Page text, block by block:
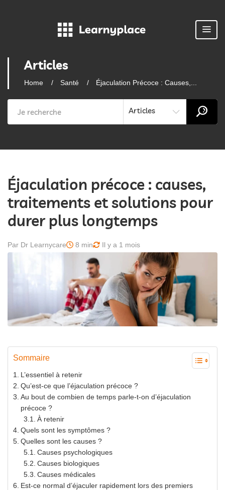
Articles
Home Santé Éjaculation Précoce : Causes,...
Articles
Éjaculation précoce : causes,
traitements et solutions pour
durer plus longtemps
Par Dr Learnycare 8 min Il y a 1 mois
Sommaire
L’essentiel à retenir
Qu’est-ce que l’éjaculation précoce ?
Au bout de combien de temps parle-t-on d’éjaculation
précoce ?
À retenir
Quels sont les symptômes ?
Quelles sont les causes ?
Causes psychologiques
Causes biologiques
Causes médicales
Est-ce normal d’éjaculer rapidement lors des premiers